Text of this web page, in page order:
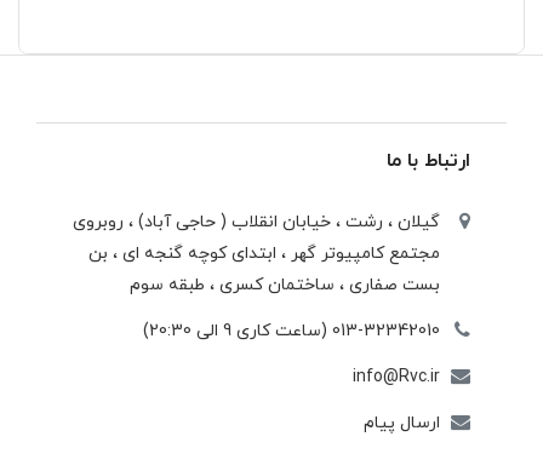
ارتباط با ما
گیلان ، رشت ، خيابان انقلاب ( حاجی آباد) ، روبروی
مجتمع كامپيوتر گهر ، ابتدای كوچه گنجه ای ، بن
بست صفاری ، ساختمان كسری ، طبقه سوم
013-32342010 (ساعت کاری 9 الی 20:30)
info@Rvc.ir
ارسال پیام